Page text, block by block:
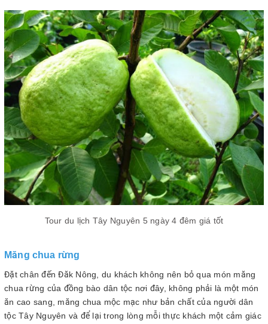
Tour du lịch Tây Nguyên 5 ngày 4 đêm giá tốt
Măng chua rừng
Đặt chân đến Đăk Nông, du khách không nên bỏ qua món măng
chua rừng của đồng bào dân tộc nơi đây, không phải là một món
ăn cao sang, măng chua mộc mạc như bản chất của người dân
tộc Tây Nguyên và để lại trong lòng mỗi thực khách một cảm giác